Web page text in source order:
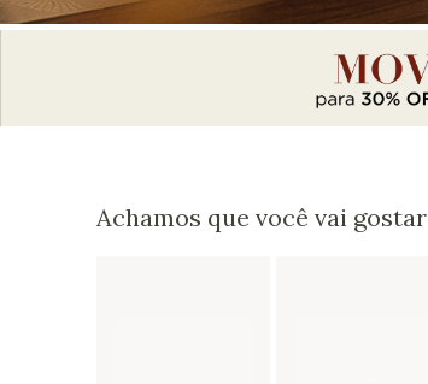
Achamos que você vai gostar